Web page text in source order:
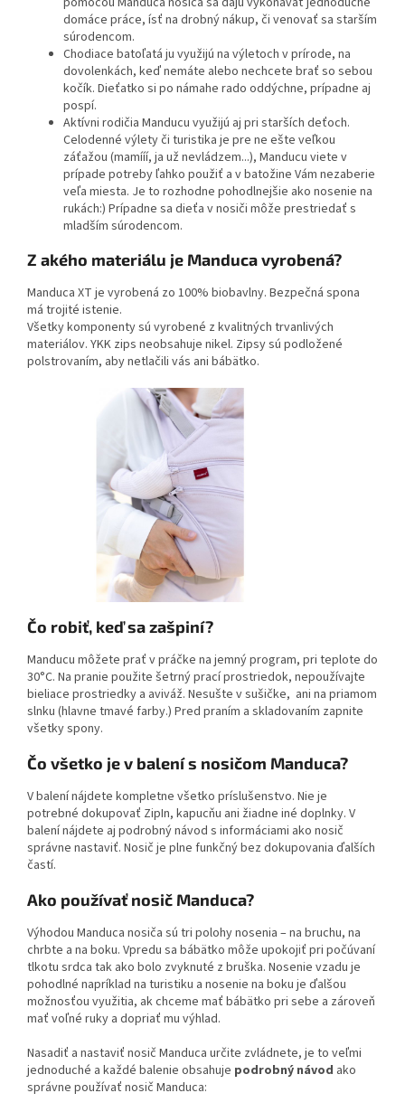
domáce práce, ísť na drobný nákup, či venovať sa starším
súrodencom.
Chodiace batoľatá ju využijú na výletoch v prírode, na
dovolenkách, keď nemáte alebo nechcete brať so sebou
kočík. Dieťatko si po námahe rado oddýchne, prípadne aj
pospí.
Aktívni rodičia Manducu využijú aj pri starších deťoch.
Celodenné výlety či turistika je pre ne ešte veľkou
záťažou (mamííí, ja už nevládzem...), Manducu viete v
prípade potreby ľahko použiť a v batožine Vám nezaberie
veľa miesta. Je to rozhodne pohodlnejšie ako nosenie na
rukách:) Prípadne sa dieťa v nosiči môže prestriedať s
mladším súrodencom.
Z akého materiálu je Manduca vyrobená?
Manduca XT je vyrobená zo 100% biobavlny. Bezpečná spona
má trojité istenie.
Všetky komponenty sú vyrobené z kvalitných trvanlivých
materiálov. YKK zips neobsahuje nikel. Zipsy sú podložené
polstrovaním, aby netlačili vás ani bábätko.
Čo robiť, keď sa zašpiní?
Manducu môžete prať v práčke na jemný program, pri teplote do
30°C. Na pranie použite šetrný prací prostriedok, nepoužívajte
bieliace prostriedky a aviváž. Nesušte v sušičke, ani na priamom
slnku (hlavne tmavé farby.) Pred praním a skladovaním zapnite
všetky spony.
Čo všetko je v balení s nosičom Manduca?
V balení nájdete kompletne všetko príslušenstvo. Nie je
potrebné dokupovať ZipIn, kapucňu ani žiadne iné doplnky. V
balení nájdete aj podrobný návod s informáciami ako nosič
správne nastaviť. Nosič je plne funkčný bez dokupovania ďalších
častí.
Ako používať nosič Manduca?
Výhodou Manduca nosiča sú tri polohy nosenia – na bruchu, na
chrbte a na boku. Vpredu sa bábätko môže upokojiť pri počúvaní
tlkotu srdca tak ako bolo zvyknuté z bruška. Nosenie vzadu je
pohodlné napríklad na turistiku a nosenie na boku je ďalšou
možnosťou využitia, ak chceme mať bábätko pri sebe a zároveň
mať voľné ruky a dopriať mu výhlad.
Nasadiť a nastaviť nosič Manduca určite zvládnete, je to veľmi
jednoduché a každé balenie obsahuje podrobný návod ako
správne používať nosič Manduca: